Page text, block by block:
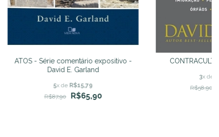
ATOS - Série comentário expositivo -
David E. Garland
5x de R$15,79
R$87,90
R$65,90
3x de
R$58,90